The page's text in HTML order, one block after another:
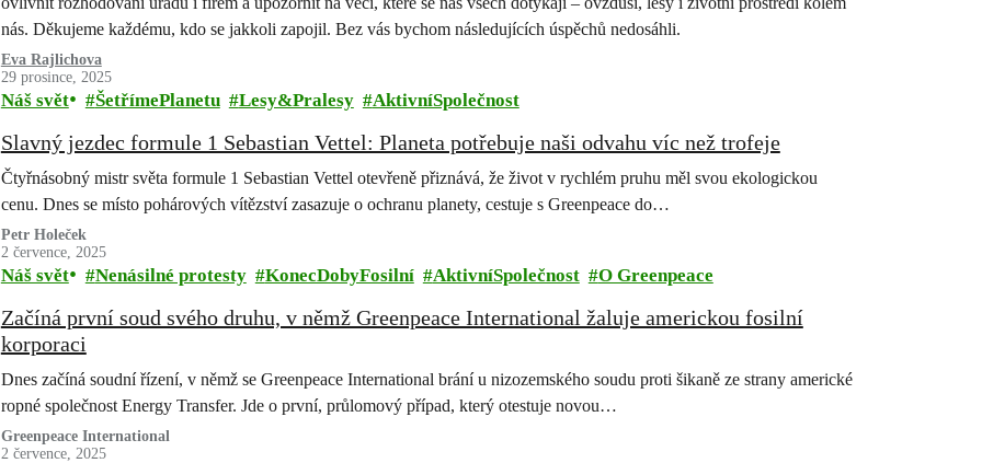
nás. Děkujeme každému, kdo se jakkoli zapojil. Bez vás bychom následujících úspěchů nedosáhli.
Eva Rajlichova
29 prosince, 2025
Náš svět ŠetřímePlanetu Lesy&Pralesy AktivníSpolečnost
Slavný jezdec formule 1 Sebastian Vettel: Planeta potřebuje naši odvahu víc než trofeje
Čtyřnásobný mistr světa formule 1 Sebastian Vettel otevřeně přiznává, že život v rychlém pruhu měl svou ekologickou
cenu. Dnes se místo pohárových vítězství zasazuje o ochranu planety, cestuje s Greenpeace do…
Petr Holeček
2 července, 2025
Náš svět Nenásilné protesty KonecDobyFosilní AktivníSpolečnost O Greenpeace
Začíná první soud svého druhu, v němž Greenpeace International žaluje americkou fosilní
korporaci
Dnes začíná soudní řízení, v němž se Greenpeace International brání u nizozemského soudu proti šikaně ze strany americké
ropné společnost Energy Transfer. Jde o první, průlomový případ, který otestuje novou…
Greenpeace International
2 července, 2025